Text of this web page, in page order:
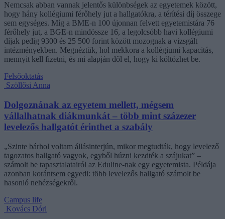
Nemcsak abban vannak jelentős különbségek az egyetemek között,
hogy hány kollégiumi férőhely jut a hallgatókra, a térítési díj összege
sem egységes. Míg a BME-n 100 újonnan felvett egyetemistára 76
férőhely jut, a BGE-n mindössze 16, a legolcsóbb havi kollégiumi
díjak pedig 9300 és 25 500 forint között mozognak a vizsgált
intézményekben. Megnéztük, hol mekkora a kollégiumi kapacitás,
mennyit kell fizetni, és mi alapján dől el, hogy ki költözhet be.
Felsőoktatás
Szöllősi Anna
Dolgoznának az egyetem mellett, mégsem
vállalhatnak diákmunkát – több mint százezer
levelezős hallgatót érinthet a szabály
„Szinte bárhol voltam állásinterjún, mikor megtudták, hogy levelező
tagozatos hallgató vagyok, egyből húzni kezdték a szájukat” –
számolt be tapasztalatairól az Eduline-nak egy egyetemista. Példája
azonban korántsem egyedi: több levelezős hallgató számolt be
hasonló nehézségekről.
Campus life
Kovács Dóri